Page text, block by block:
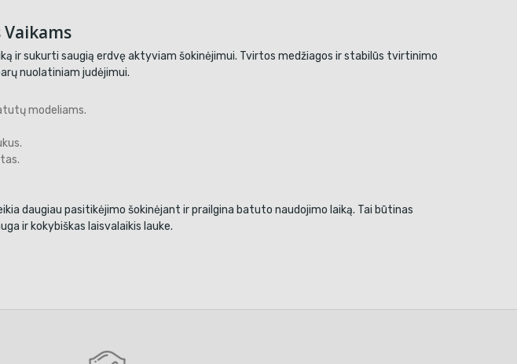
ir sukurti saugią erdvę aktyviam šokinėjimui. Tvirtos medžiagos ir stabilūs tvirtinimo
nuolatiniam judėjimui.
modeliams.
daugiau pasitikėjimo šokinėjant ir prailgina batuto naudojimo laiką. Tai būtinas
ir kokybiškas laisvalaikis lauke.